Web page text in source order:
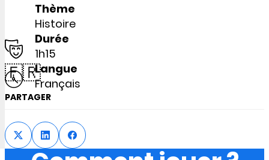
Thème
Histoire
Durée
1h15
🇫🇷Langue
Français
PARTAGER